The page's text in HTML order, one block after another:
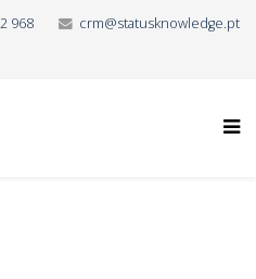
968 crm@statusknowledge.pt